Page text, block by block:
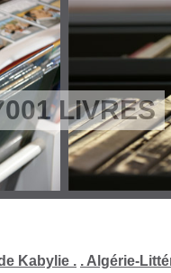
LIVRES
Kabylie . . Algérie-